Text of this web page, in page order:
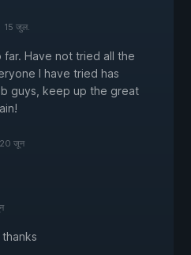
15 जुल.
far. Have not tried all the
I have tried has
guys, keep up the great
20 जून